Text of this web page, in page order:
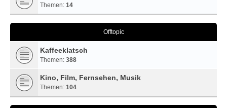
Themen: 14
Offtopic
Kaffeeklatsch
Themen: 388
Kino, Film, Fernsehen, Musik
Themen: 104